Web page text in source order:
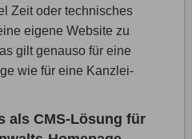
Zeit oder technisches
eigene Website zu
gilt genauso für eine
wie für eine Kanzlei-
als CMS-Lösung für